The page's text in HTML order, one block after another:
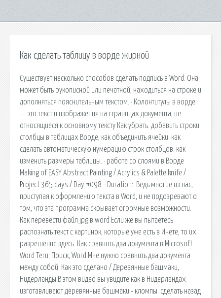
Как сделать таблицу в ворде жирной
Существует несколько способов сделать подпись в Word. Она
может быть рукописной или печатной, находиться на строке и
дополняться пояснительным текстом. · Колонтитулы в ворде
— это текст и изображения на страницах документа, не
относящиеся к основному тексту Как убрать. добавить строки
столбцы в таблицах Ворде, как объединить ячейки. как
сделать автоматическую нумерацию строк столбцов. как
изменить размеры таблицы. · работа со слоями в Ворде
Making of EASY Abstract Painting / Acrylics & Palette knife /
Project 365 days / Day #098 - Duration:. Ведь многие из нас,
приступая к оформлению текста в Word, и не подозревают о
том, что эта программа скрывает огромные возможности.
Как перевести файл jpg в word Если же вы пытаетесь
распознать текст с картинок, которые уже есть в Инете, то их
разрешение здесь. Как сравнить два документа в Microsoft
Word Теги: Поиск, Word Мне нужно сравнить два документа
между собой. Как это сделано / Деревянные башмаки,
Нидерланды В этом видео вы увидите как в Нидерландах
изготавливают деревянные башмаки - кломпы. сделать назад